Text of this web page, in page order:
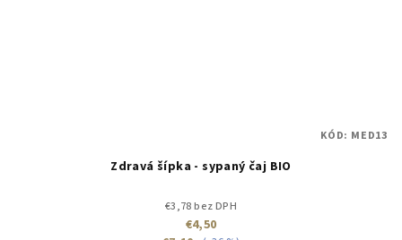
Zdravá šípka - sypaný čaj BIO
€3,78 bez DPH
€4,50
KÓD: MED13